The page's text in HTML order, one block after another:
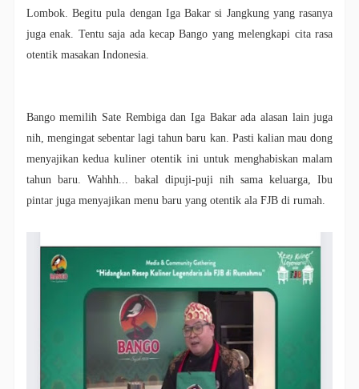
Lombok. Begitu pula dengan Iga Bakar si Jangkung yang rasanya
juga enak. Tentu saja ada kecap Bango yang melengkapi cita rasa
otentik masakan Indonesia.
Bango memilih Sate Rembiga dan Iga Bakar ada alasan lain juga
nih, mengingat sebentar lagi tahun baru kan. Pasti kalian mau dong
menyajikan kedua kuliner otentik ini untuk menghabiskan malam
tahun baru. Wahhh... bakal dipuji-puji nih sama keluarga, Ibu
pintar juga menyajikan menu baru yang otentik ala FJB di rumah.